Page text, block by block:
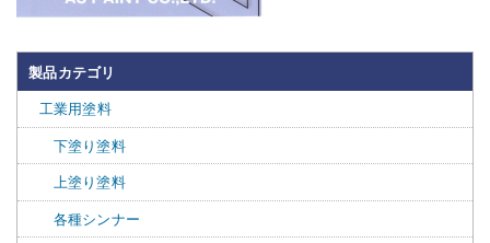
製品カテゴリ
工業用塗料
下塗り塗料
上塗り塗料
各種シンナー